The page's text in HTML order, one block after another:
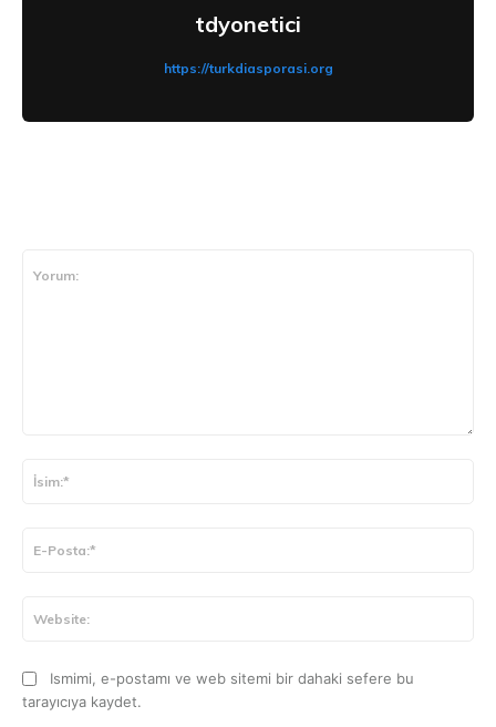
Ismimi, e-postamı ve web sitemi bir dahaki sefere bu
tarayıcıya kaydet.
tdyonetici
https://turkdiasporasi.org